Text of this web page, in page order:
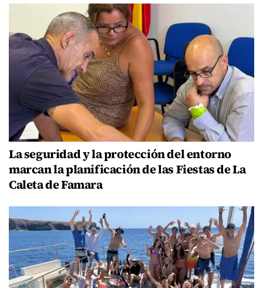
La seguridad y la protección del entorno
marcan la planificación de las Fiestas de La
Caleta de Famara